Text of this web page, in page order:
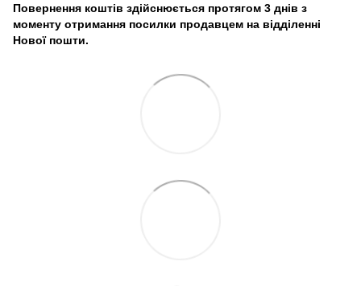
Повернення коштів здійснюється протягом 3 днів з
моменту отримання посилки продавцем на відділенні
Нової пошти.